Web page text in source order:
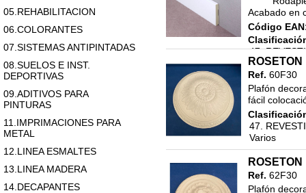
05.REHABILITACION
06.COLORANTES
07.SISTEMAS ANTIPINTADAS
08.SUELOS E INST.
DEPORTIVAS
09.ADITIVOS PARA
PINTURAS
11.IMPRIMACIONES PARA
METAL
12.LINEA ESMALTES
13.LINEA MADERA
14.DECAPANTES
Acabado en
Código
47.
Varios
Ref. 60F30
Plafón
fácil
47.
Varios
Ref. 62F30
Plafón